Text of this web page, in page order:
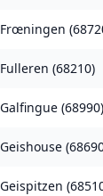
Frœningen (
Fulleren (68210)
Galfingue (68990)
Geishouse (
Geispitzen (